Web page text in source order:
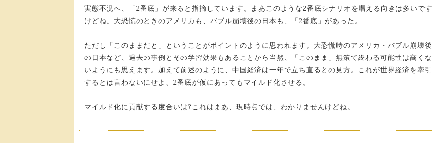
実態不況へ、「2番底」が来ると指摘しています。まあこのような2番底シナリオを唱える向きは多いです
けどね。大恐慌のときのアメリカも、バブル崩壊後の日本も、「2番底」があった。
ただし「このままだと」ということがポイントのように思われます。大恐慌時のアメリカ・バブル崩壊後
の日本など、過去の事例とその学習効果もあることから当然、「このまま」無策で終わる可能性は高くな
いようにも思えます。加えて前述のように、中国経済は一年で立ち直るとの見方。これが世界経済を牽引
するとは言わないにせよ、2番底が仮にあってもマイルド化させる。
マイルド化に貢献する度合いは?これはまあ、現時点では、わかりませんけどね。